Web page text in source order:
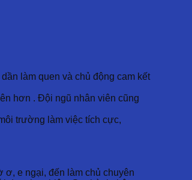
làm quen và chủ động cam kết
hơn . Đội ngũ nhân viên cũng
trường làm việc tích cực,
ơ, e ngại, đến làm chủ chuyên